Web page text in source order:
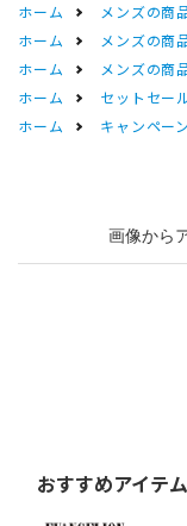
ホーム メンズの商
ホーム
メンズの商
ホーム
メンズの商
ホーム
セットセー
ホーム
キャンペーン